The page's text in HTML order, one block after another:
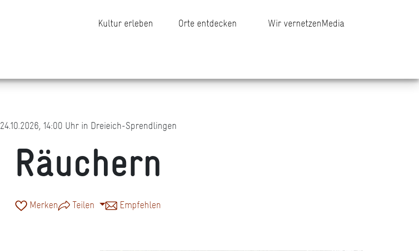
Kultur erleben Orte entdecken Wir vernetzenMedia
24.10.2026, 14:00 Uhr in Dreieich-Sprendlingen
Räuchern
Merken Teilen Empfehlen